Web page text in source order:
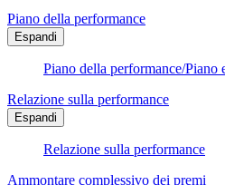
Piano della performance
Espandi
Piano della performance/Piano
Relazione sulla performance
Espandi
Relazione sulla performance
Ammontare complessivo dei premi